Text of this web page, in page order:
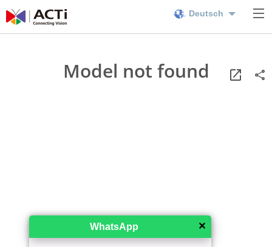
Deutsch
Model not found
✕
WhatsApp